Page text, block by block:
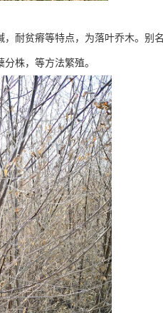
耐贫瘠等特点，为落叶乔木。别
株，等方法繁殖。